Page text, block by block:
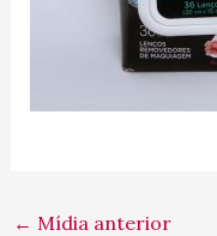
← Mídia anterior